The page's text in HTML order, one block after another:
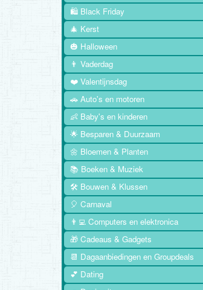
🛍️ Black Friday
🎄 Kerst
🎃 Halloween
👨 Vaderdag
❤️ Valentijnsdag
🚗 Auto's en motoren
👶 Baby's en kinderen
🌟 Besparen & Duurzaam
🌼 Bloemen & Planten
📚 Boeken & Muziek
🛠️ Bouwen & Klussen
🎈 Carnaval
👨‍💻 Computers en elektronica
🎁 Cadeaus & Gadgets
📆 Dagaanbiedingen en Groupdeals
💕 Dating